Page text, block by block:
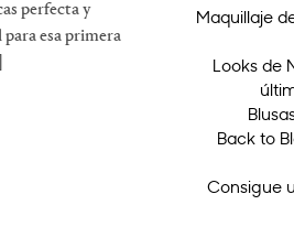
perfecta y
esa primera
Maquillaje
Looks de
Back to
Consigue